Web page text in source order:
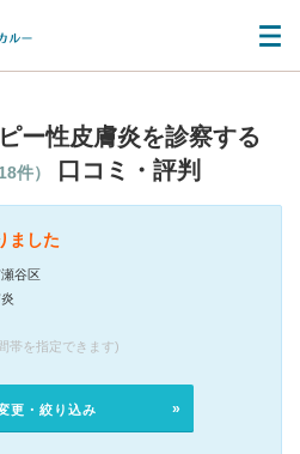
ー性皮膚炎を診察する
件） 口コミ・評判
ました
谷区
帯を指定できます)
更・絞り込み